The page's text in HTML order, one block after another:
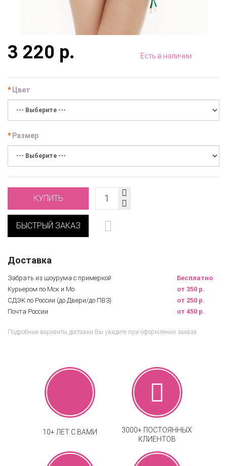
3 220 р. Есть в наличии
Цвет
Размер
КУПИТЬ
БЫСТРЫЙ ЗАКАЗ
Доставка
Забрать из шоурума с примеркой
Бесплатно
Курьером по Мск и Мо
от 350 р.
СДЭК по России (до Двери/до ПВЗ)
от 250 р.
Почта России
от 450 р.
Подробные варианты доставки Вы увидите при оформлении заказа
10+ ЛЕТ С ВАМИ
3000+ ПОСТОЯННЫХ
КЛИЕНТОВ